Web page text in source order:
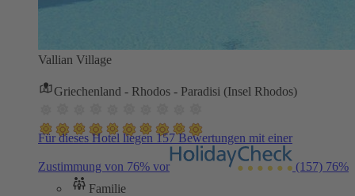
Vallian Village
Griechenland - Rhodos - Paradisi (Insel Rhodos)
Für dieses Hotel liegen 157 Bewertungen mit einer
Zustimmung von 76% vor (157) 76%
Familie